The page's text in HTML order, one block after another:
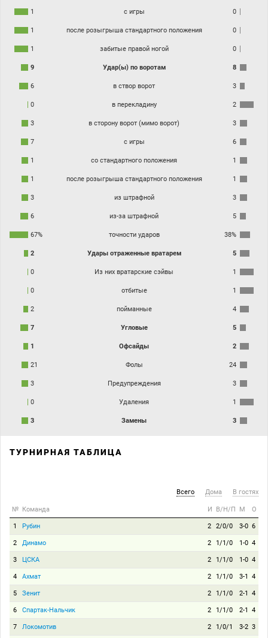
1 с игры 0
1 после розыгрыша стандартного положения 0
1 забитые правой ногой 0
9 Удар(ы) по воротам 8
6 в створ ворот 3
0 в перекладину 2
3 в сторону ворот (мимо ворот) 3
7 с игры 6
1 со стандартного положения 1
1 после розыгрыша стандартного положения 1
3 из штрафной 3
6 из-за штрафной 5
67% точности ударов 38%
2 Удары отраженные вратарем 5
0 Из них вратарские сэйвы 1
0 отбитые 1
2 пойманные 4
7 Угловые 5
1 Офсайды 2
21 Фолы 24
3 Предупреждения 3
0 Удаления 1
3 Замены 3
ТУРНИРНАЯ ТАБЛИЦА
Всего Дома В гостях
№ Команда И В/Н/П М О
1 Рубин 2 2/0/0 3-0 6
2 Динамо 2 1/1/0 1-0 4
3 ЦСКА 2 1/1/0 1-0 4
4 Ахмат 2 1/1/0 3-1 4
5 Зенит 2 1/1/0 2-1 4
6 Спартак-Нальчик 2 1/1/0 2-1 4
7 Локомотив 2 1/0/1 3-2 3